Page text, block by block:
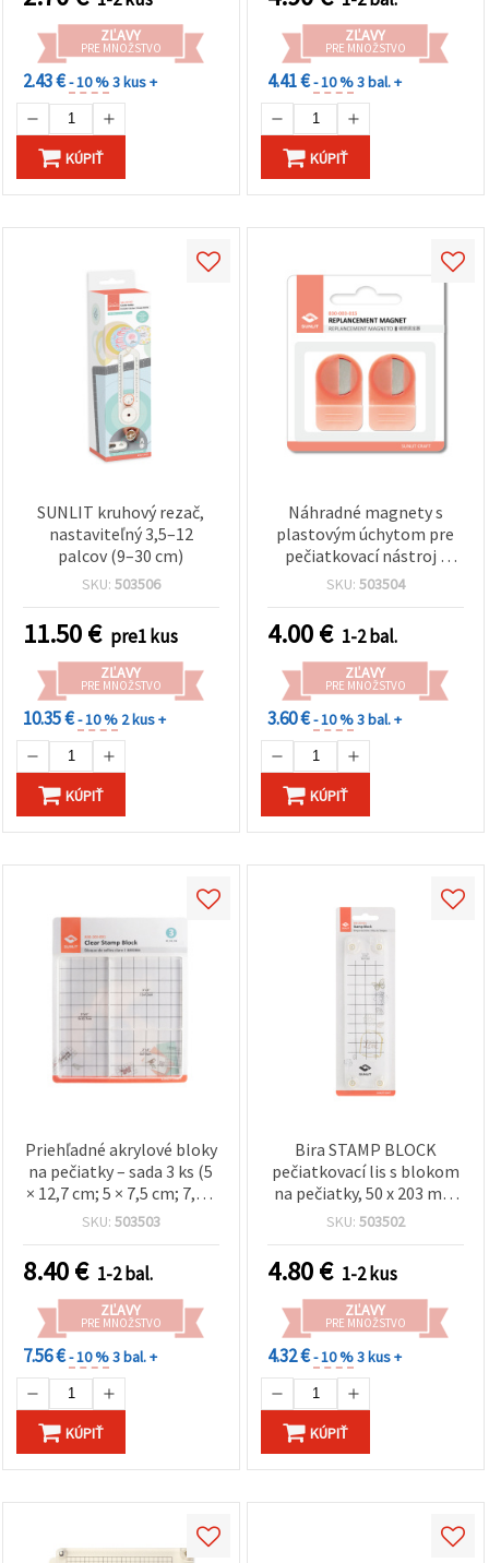
ZĽAVY
PRE MNOŽSTVO
2.43 €- 10 %3 kus +
KÚPIŤ
ZĽAVY
PRE MNOŽSTVO
4.41 €- 10 %3 bal. +
KÚPIŤ
SUNLIT kruhový rezač,
nastaviteľný 3,5–12
palcov (9–30 cm)
SKU: 503506
11.50€ pre1 kus
ZĽAVY
PRE MNOŽSTVO
10.35 €- 10 % 2 kus +
KÚPIŤ
Náhradné magnety s
plastovým úchytom pre
pečiatkovací nástroj -
sada 2 ks
SKU: 503504
4.00€ 1-2 bal.
ZĽAVY
PRE MNOŽSTVO
3.60 €- 10 %3 bal. +
KÚPIŤ
Priehľadné akrylové bloky
na pečiatky – sada 3 ks (5
× 12,7 cm; 5 × 7,5 cm; 7,5 ×
7,5 cm)
SKU: 503503
8.40€ 1-2 bal.
ZĽAVY
PRE MNOŽSTVO
7.56 €- 10 %3 bal. +
KÚPIŤ
Bira STAMP BLOCK
pečiatkovací lis s blokom
na pečiatky, 50 x 203 mm
(2“ x 6“), pečiatkovacia
SKU: 503502
4.80€ 1-2 kus
ZĽAVY
PRE MNOŽSTVO
4.32 €- 10 %3 kus +
KÚPIŤ